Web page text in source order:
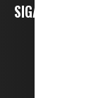
SIGA-NOS